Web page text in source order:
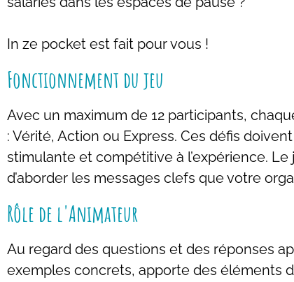
In ze pocket est fait pour vous !
Fonctionnement du jeu
Avec un maximum de 12 participants,
: Vérité, Action ou Express. Ces défis
stimulante et compétitive à l’expérience.
d’aborder les messages clefs que votre
Rôle de l'Animateur
Au regard des questions et des réponses
exemples concrets, apporte des éléments